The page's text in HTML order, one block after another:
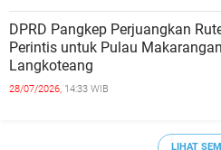
DPRD Pangkep Perjuangkan
Perintis untuk Pulau
Langkoteang
28/07/2026, 14:33 WIB
LIHAT